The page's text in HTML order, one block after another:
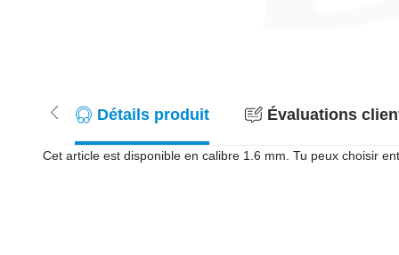
Détails produit Évaluations
Cet article est disponible en calibre 1.6 mm. Tu peux choisir